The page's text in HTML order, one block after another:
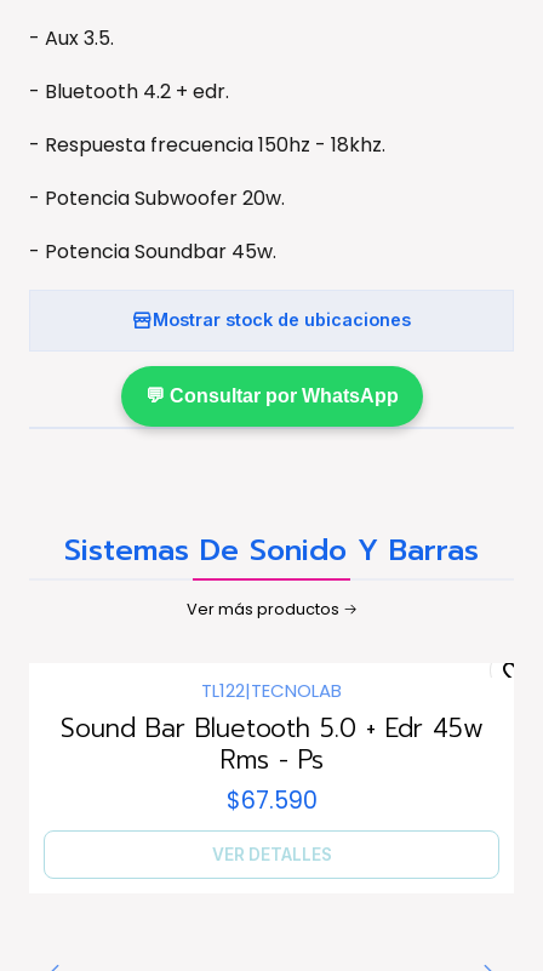
- Aux 3.5.
- Bluetooth 4.2 + edr.
- Respuesta frecuencia 150hz - 18khz.
- Potencia Subwoofer 20w.
- Potencia Soundbar 45w.
Mostrar stock de ubicaciones
💬 Consultar por WhatsApp
Sistemas De Sonido Y Barras
Ver más productos
TL122|TECNOLAB
Sound Bar Bluetooth 5.0 + Edr 45w
Rms - Ps
$67.590
VER DETALLES